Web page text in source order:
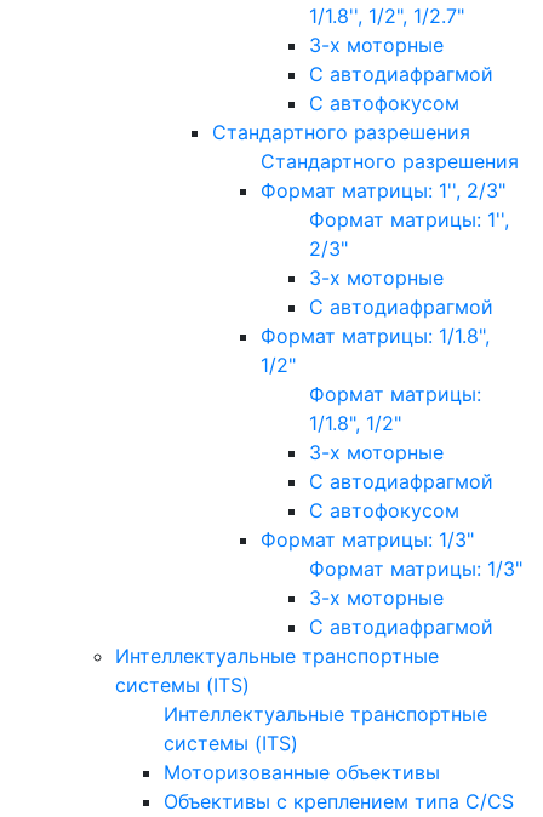
1/1.8'', 1/2", 1/2.7"
3-х моторные
С автодиафрагмой
С автофокусом
Стандартного разрешения
Стандартного разрешения
Формат матрицы: 1'', 2/3"
Формат матрицы: 1'',
2/3"
3-х моторные
С автодиафрагмой
Формат матрицы: 1/1.8",
1/2"
Формат матрицы:
1/1.8", 1/2"
3-х моторные
С автодиафрагмой
С автофокусом
Формат матрицы: 1/3"
Формат матрицы: 1/3"
3-х моторные
С автодиафрагмой
Интеллектуальные транспортные
системы (ITS)
Интеллектуальные транспортные
системы (ITS)
Моторизованные объективы
Объективы с креплением типа C/CS